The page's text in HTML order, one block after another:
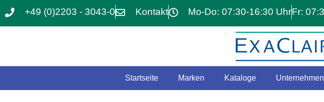
+49 (0)2203 - 3043-0 Kontakt Mo-Do: 07:30-16:30 UhrFr:
Startseite Marken Kataloge Unternehmen